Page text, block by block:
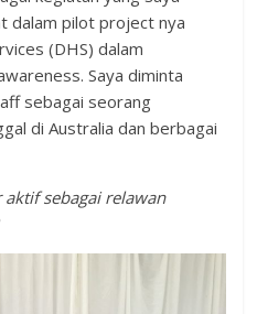
dalam pilot project nya
(DHS) dalam
Saya diminta
sebagai seorang
di Australia dan berbagai
sebagai relawan